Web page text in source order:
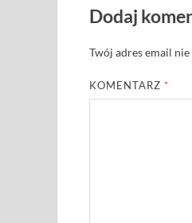
Dodaj
Twój adres email
KOMENTARZ *